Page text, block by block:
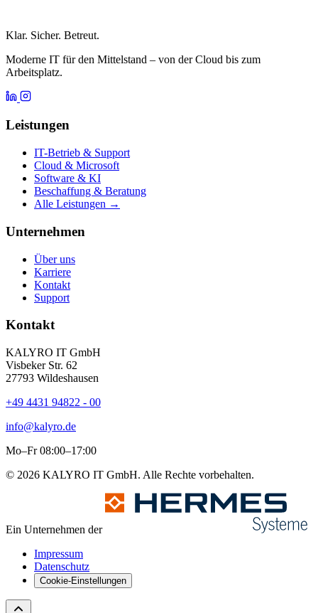
Klar. Sicher. Betreut.
Moderne IT für den Mittelstand – von der Cloud bis zum
Arbeitsplatz.
Leistungen
IT-Betrieb & Support
Cloud & Microsoft
Software & KI
Beschaffung & Beratung
Alle Leistungen →
Unternehmen
Über uns
Karriere
Kontakt
Support
Kontakt
KALYRO IT GmbH
Visbeker Str. 62
27793 Wildeshausen
+49 4431 94822 - 00
info@kalyro.de
Mo–Fr 08:00–17:00
© 2026 KALYRO IT GmbH. Alle Rechte vorbehalten.
Ein Unternehmen der
Impressum
Datenschutz
Cookie-Einstellungen